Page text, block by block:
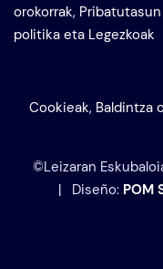
orokorrak, Pribatutasun
politika eta Legezkoak
Cookieak, Baldintza
©Leizaran
| Diseño: POM